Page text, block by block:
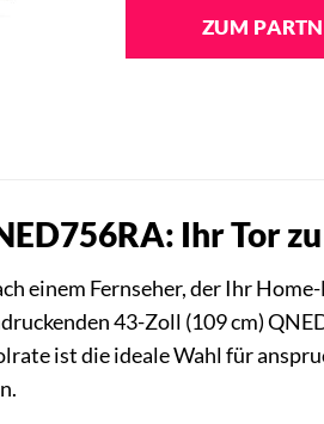
ZUM
Ihr Tor
einem Fernseher, der Ihr
43-Zoll (109 cm)
ist die ideale Wahl für